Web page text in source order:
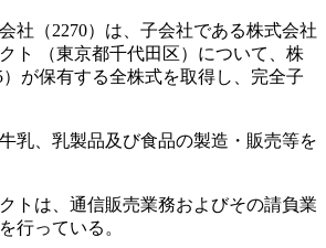
社（2270）は、子会社である株式会社
ト （東京都千代田区）について、株
が保有する全株式を取得し、完全子
乳、乳製品及び食品の製造・販売等を
トは、通信販売業務およびその請負業
行っている。